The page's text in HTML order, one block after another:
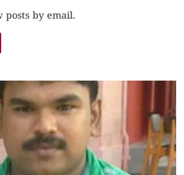
posts by email.